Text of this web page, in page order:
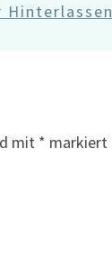
Hinterlassen
mit * markiert